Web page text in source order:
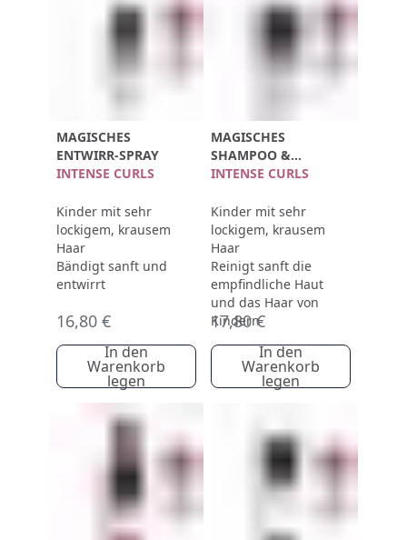
MAGISCHES
ENTWIRR-SPRAY
INTENSE CURLS
Kinder mit sehr
lockigem, krausem
Haar
Bändigt sanft und
entwirrt
16,80 €
In den
Warenkorb
legen
MAGISCHES
SHAMPOO &
DUSCHGEL
INTENSE CURLS
Kinder mit sehr
lockigem, krausem
Haar
Reinigt sanft die
empfindliche Haut
und das Haar von
Kindern
17,80 €
In den
Warenkorb
legen